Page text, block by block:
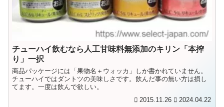
チューハイ飲むなら人工甘味料無添加のキリン「本搾
り」一択
商品パッケージには「果物名＋ウォッカ」しか書かれていません。
チューハイではダントツの美味しさです。飲んだ事の無い方は損し
てます。一度は飲んで欲しい。
2015.11.26 2024.04.22